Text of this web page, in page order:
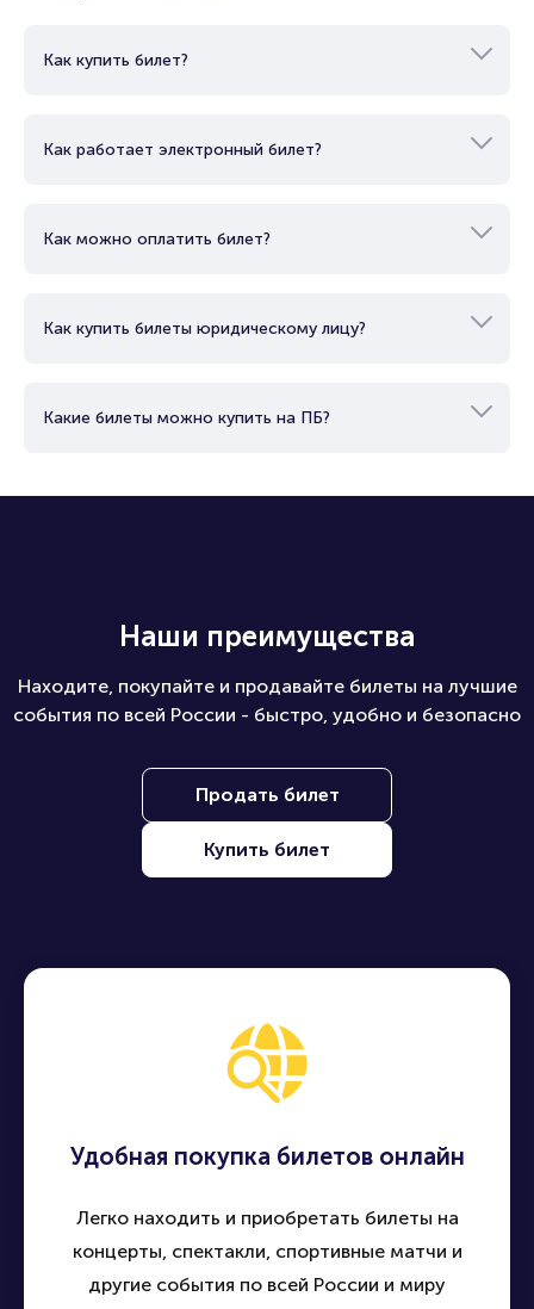
Как купить билет?
Как работает электронный билет?
Как можно оплатить билет?
Как купить билеты юридическому лицу?
Какие билеты можно купить на ПБ?
Наши преимущества
Находите, покупайте и продавайте билеты на лучшие
события по всей России - быстро, удобно и безопасно
Продать билет
Купить билет
Удобная покупка билетов онлайн
Легко находить и приобретать билеты на
концерты, спектакли, спортивные матчи и
другие события по всей России и миру